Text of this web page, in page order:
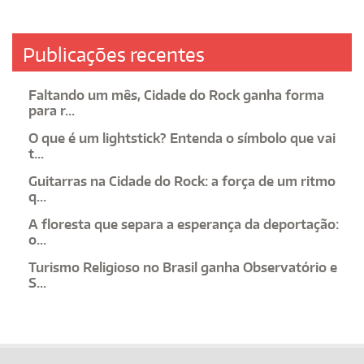
Publicações recentes
Faltando um mês, Cidade do Rock ganha forma
para r...
O que é um lightstick? Entenda o símbolo que vai
t...
Guitarras na Cidade do Rock: a força de um ritmo
q...
A floresta que separa a esperança da deportação:
o...
Turismo Religioso no Brasil ganha Observatório e
S...